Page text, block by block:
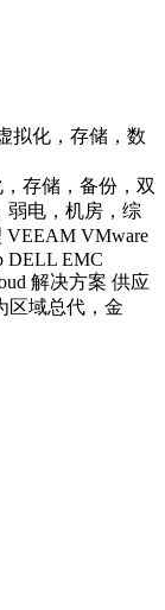
拟化，存储，数
存储，备份，双
弱电，机房，综
VEEAM VMware
DELL EMC
解决方案 供应
区域总代，金